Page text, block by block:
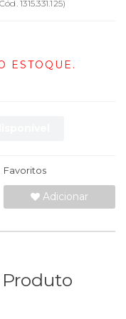
Cód. 1315.331.125)
ESTOQUE.
Favoritos
Adicionar